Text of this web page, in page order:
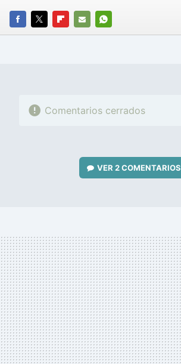
FACEBOOK
TWITTERFLIPBOARD
E-
WHATSAPP
Comentarios cerrados
VER2 COMENTARIOS